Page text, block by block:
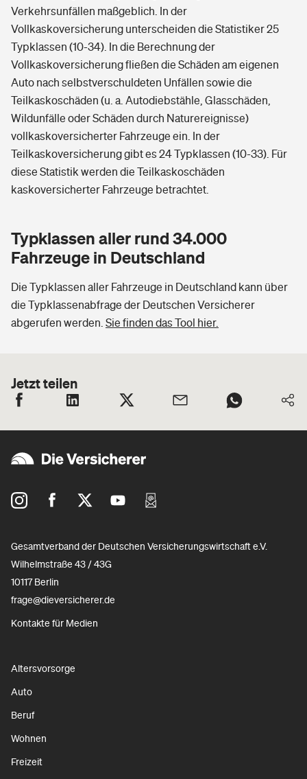
Verkehrsunfällen maßgeblich. In der
Vollkaskoversicherung unterscheiden die Statistiker 25
Typklassen (10-34). In die Berechnung der
Vollkaskoversicherung fließen die Schäden am eigenen
Auto nach selbstverschuldeten Unfällen sowie die
Teilkaskoschäden (u. a. Autodiebstähle, Glasschäden,
Wildunfälle oder Schäden durch Naturereignisse)
vollkaskoversicherter Fahrzeuge ein. In der
Teilkaskoversicherung gibt es 24 Typklassen (10-33). Für
diese Statistik werden die Teilkaskoschäden
kaskoversicherter Fahrzeuge betrachtet.
Typklassen aller rund 34.000
Fahrzeuge in Deutschland
Die Typklassen aller Fahrzeuge in Deutschland kann über
die Typklassenabfrage der Deutschen Versicherer
abgerufen werden. Sie finden das Tool hier.
Jetzt teilen
Gesamtverband der Deutschen Versicherungswirtschaft e.V.
Wilhelmstraße 43 / 43G
10117 Berlin
frage@dieversicherer.de
Kontakte für Medien
Altersvorsorge
Auto
Beruf
Wohnen
Freizeit